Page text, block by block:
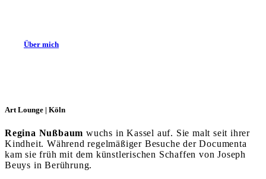
Über mich
Art Lounge | Köln
Regina Nußbaum wuchs in Kassel auf. Sie malt seit ihrer
Kindheit. Während regelmäßiger Besuche der Documenta
kam sie früh mit dem künstlerischen Schaffen von Joseph
Beuys in Berührung.